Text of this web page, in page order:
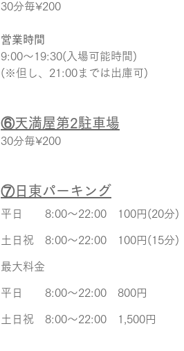
30分毎¥200
営業時間
9:00〜19:30(入場可能時間)
(※但し、21:00までは出庫可)
⑥天満屋第2駐車場
30分毎¥200
⑦日東パーキング
平日　　8:00～22:00　100円(20分)
土日祝　8:00～22:00　100円(15分)
最大料金
平日　　8:00～22:00　800円
土日祝　8:00～22:00　1,500円